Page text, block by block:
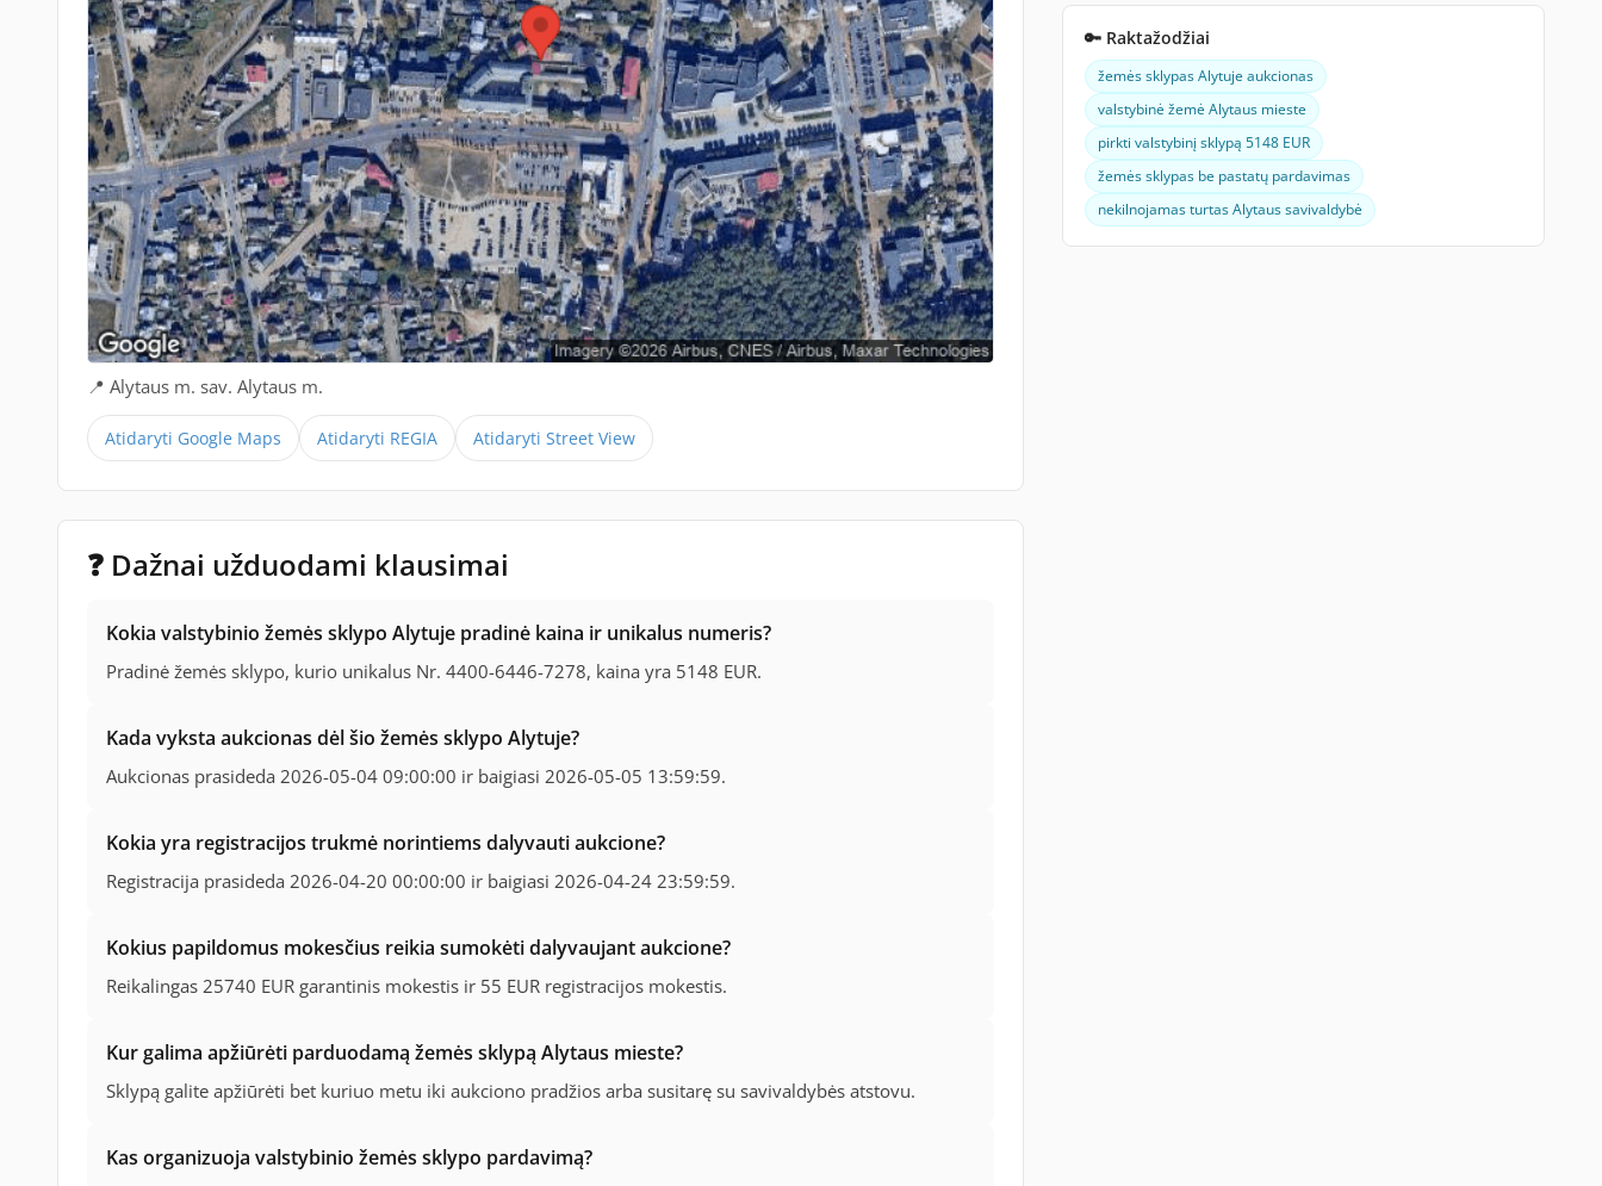
📍 Alytaus m. sav. Alytaus m.
Atidaryti Google Maps Atidaryti REGIA Atidaryti Street View
❓ Dažnai užduodami klausimai
Kokia valstybinio žemės sklypo Alytuje pradinė kaina ir unikalus numeris?
Pradinė žemės sklypo, kurio unikalus Nr. 4400-6446-7278, kaina yra 5148 EUR.
Kada vyksta aukcionas dėl šio žemės sklypo Alytuje?
Aukcionas prasideda 2026-05-04 09:00:00 ir baigiasi 2026-05-05 13:59:59.
Kokia yra registracijos trukmė norintiems dalyvauti aukcione?
Registracija prasideda 2026-04-20 00:00:00 ir baigiasi 2026-04-24 23:59:59.
Kokius papildomus mokesčius reikia sumokėti dalyvaujant aukcione?
Reikalingas 25740 EUR garantinis mokestis ir 55 EUR registracijos mokestis.
Kur galima apžiūrėti parduodamą žemės sklypą Alytaus mieste?
Sklypą galite apžiūrėti bet kuriuo metu iki aukciono pradžios arba susitarę su savivaldybės atstovu.
Kas organizuoja valstybinio žemės sklypo pardavimą?
🔑 Raktažodžiai
žemės sklypas Alytuje aukcionas
valstybinė žemė Alytaus mieste
pirkti valstybinį sklypą 5148 EUR
žemės sklypas be pastatų pardavimas
nekilnojamas turtas Alytaus savivaldybė